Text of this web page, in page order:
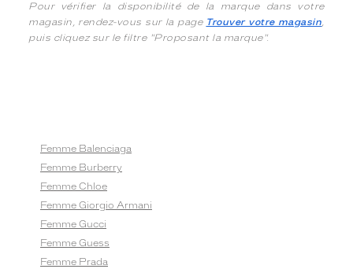
Pour vérifier la disponibilité de la marque dans votre
magasin, rendez-vous sur la page Trouver votre magasin,
puis cliquez sur le filtre "Proposant la marque".
Femme Balenciaga
Femme Burberry
Femme Chloe
Femme Giorgio Armani
Femme Gucci
Femme Guess
Femme Prada